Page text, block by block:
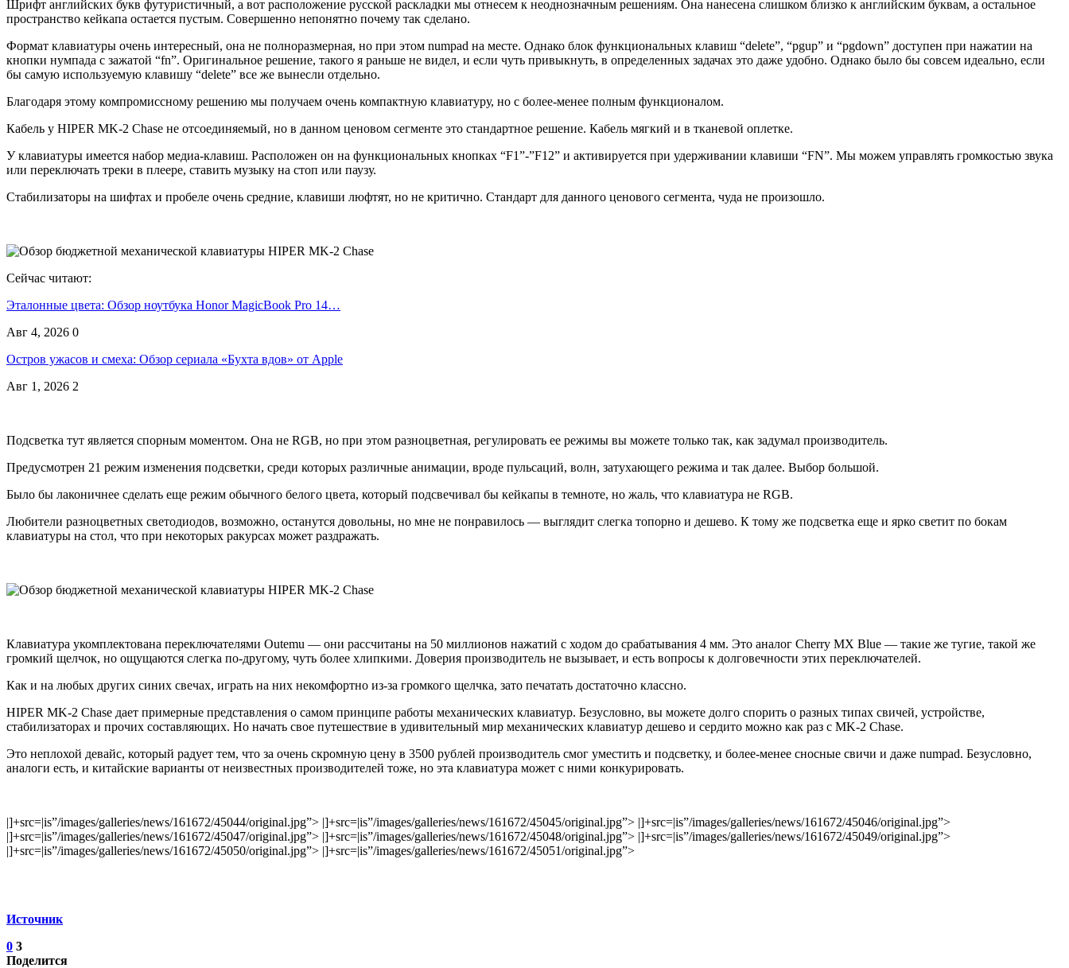
Шрифт английских букв футуристичный, а вот расположение русской раскладки мы отнесем к неоднозначным решениям. Она нанесена слишком близко к английским буквам, а остальное
пространство кейкапа остается пустым. Совершенно непонятно почему так сделано.
Формат клавиатуры очень интересный, она не полноразмерная, но при этом numpad на месте. Однако блок функциональных клавиш “delete”, “pgup” и “pgdown” доступен при нажатии на
кнопки нумпада с зажатой “fn”. Оригинальное решение, такого я раньше не видел, и если чуть привыкнуть, в определенных задачах это даже удобно. Однако было бы совсем идеально, если
бы самую используемую клавишу “delete” все же вынесли отдельно.
Благодаря этому компромиссному решению мы получаем очень компактную клавиатуру, но с более-менее полным функционалом.
Кабель у HIPER MK-2 Chase не отсоединяемый, но в данном ценовом сегменте это стандартное решение. Кабель мягкий и в тканевой оплетке.
У клавиатуры имеется набор медиа-клавиш. Расположен он на функциональных кнопках “F1”-”F12” и активируется при удерживании клавиши “FN”. Мы можем управлять громкостью звука
или переключать треки в плеере, ставить музыку на стоп или паузу.
Стабилизаторы на шифтах и пробеле очень средние, клавиши люфтят, но не критично. Стандарт для данного ценового сегмента, чуда не произошло.
Сейчас читают:
Эталонные цвета: Обзор ноутбука Honor MagicBook Pro 14…
Авг 4, 2026 0
Остров ужасов и смеха: Обзор сериала «Бухта вдов» от Apple
Авг 1, 2026 2
Подсветка тут является спорным моментом. Она не RGB, но при этом разноцветная, регулировать ее режимы вы можете только так, как задумал производитель.
Предусмотрен 21 режим изменения подсветки, среди которых различные анимации, вроде пульсаций, волн, затухающего режима и так далее. Выбор большой.
Было бы лаконичнее сделать еще режим обычного белого цвета, который подсвечивал бы кейкапы в темноте, но жаль, что клавиатура не RGB.
Любители разноцветных светодиодов, возможно, останутся довольны, но мне не понравилось — выглядит слегка топорно и дешево. К тому же подсветка еще и ярко светит по бокам
клавиатуры на стол, что при некоторых ракурсах может раздражать.
Клавиатура укомплектована переключателями Outemu — они рассчитаны на 50 миллионов нажатий с ходом до срабатывания 4 мм. Это аналог Cherry MX Blue — такие же тугие, такой же
громкий щелчок, но ощущаются слегка по-другому, чуть более хлипкими. Доверия производитель не вызывает, и есть вопросы к долговечности этих переключателей.
Как и на любых других синих свечах, играть на них некомфортно из-за громкого щелчка, зато печатать достаточно классно.
HIPER MK-2 Chase дает примерные представления о самом принципе работы механических клавиатур. Безусловно, вы можете долго спорить о разных типах свичей, устройстве,
стабилизаторах и прочих составляющих. Но начать свое путешествие в удивительный мир механических клавиатур дешево и сердито можно как раз с MK-2 Chase.
Это неплохой девайс, который радует тем, что за очень скромную цену в 3500 рублей производитель смог уместить и подсветку, и более-менее сносные свичи и даже numpad. Безусловно,
аналоги есть, и китайские варианты от неизвестных производителей тоже, но эта клавиатура может с ними конкурировать.
|]+src=|is”/images/galleries/news/161672/45044/original.jpg”> |]+src=|is”/images/galleries/news/161672/45045/original.jpg”> |]+src=|is”/images/galleries/news/161672/45046/original.jpg”>
|]+src=|is”/images/galleries/news/161672/45047/original.jpg”> |]+src=|is”/images/galleries/news/161672/45048/original.jpg”> |]+src=|is”/images/galleries/news/161672/45049/original.jpg”>
|]+src=|is”/images/galleries/news/161672/45050/original.jpg”> |]+src=|is”/images/galleries/news/161672/45051/original.jpg”>
Источник
0 3
Поделится